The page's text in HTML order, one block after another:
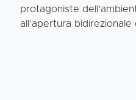
protagoniste
all’apertura